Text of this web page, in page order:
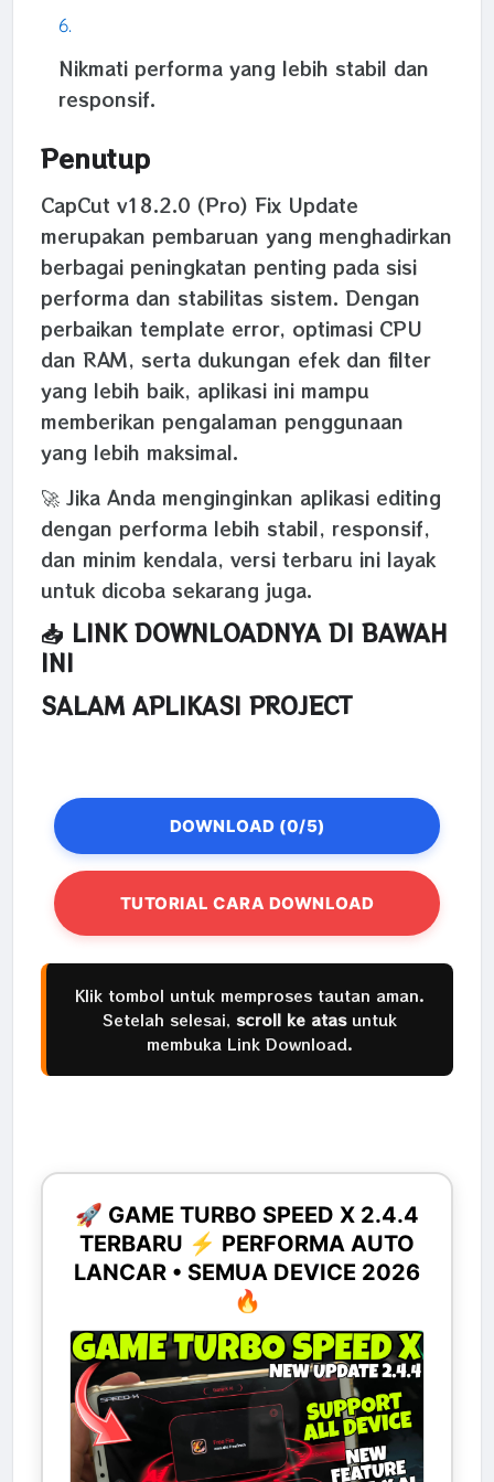
Nikmati performa yang lebih stabil dan
responsif.
Penutup
CapCut v18.2.0 (Pro) Fix Update
merupakan pembaruan yang menghadirkan
berbagai peningkatan penting pada sisi
performa dan stabilitas sistem. Dengan
perbaikan template error, optimasi CPU
dan RAM, serta dukungan efek dan filter
yang lebih baik, aplikasi ini mampu
memberikan pengalaman penggunaan
yang lebih maksimal.
🚀 Jika Anda menginginkan aplikasi editing
dengan performa lebih stabil, responsif,
dan minim kendala, versi terbaru ini layak
untuk dicoba sekarang juga.
📥 LINK DOWNLOADNYA DI BAWAH
INI
SALAM APLIKASI PROJECT
DOWNLOAD (0/5)
TUTORIAL CARA DOWNLOAD
Klik tombol untuk memproses tautan aman.
Setelah selesai, scroll ke atasuntuk
membuka Link Download.
🚀 GAME TURBO SPEED X 2.4.4
TERBARU ⚡ PERFORMA AUTO
LANCAR • SEMUA DEVICE 2026
🔥